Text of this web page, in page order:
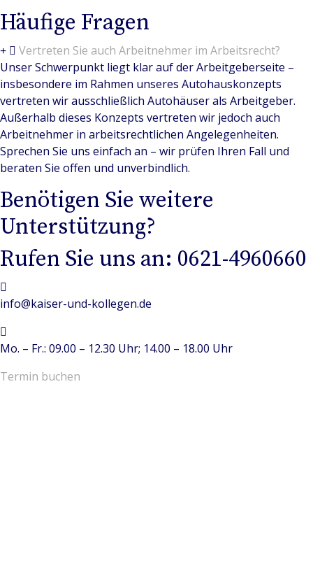
Häufige Fragen
Vertreten Sie auch Arbeitnehmer im Arbeitsrecht?
Unser Schwerpunkt liegt klar auf der Arbeitgeberseite –
insbesondere im Rahmen unseres Autohauskonzepts
vertreten wir ausschließlich Autohäuser als Arbeitgeber.
Außerhalb dieses Konzepts vertreten wir jedoch auch
Arbeitnehmer in arbeitsrechtlichen Angelegenheiten.
Sprechen Sie uns einfach an – wir prüfen Ihren Fall und
beraten Sie offen und unverbindlich.
Benötigen Sie weitere
Unterstützung?
Rufen Sie uns an: 0621-4960660
info@kaiser-und-kollegen.de
Mo. – Fr.: 09.00 – 12.30 Uhr; 14.00 – 18.00 Uhr
Termin buchen